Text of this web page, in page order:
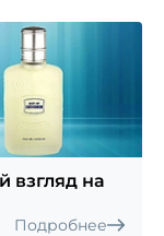
золотыми
с новым
не оствит
ноты:
сердца:
ноты: дубовый
взгляд на
Подробнее